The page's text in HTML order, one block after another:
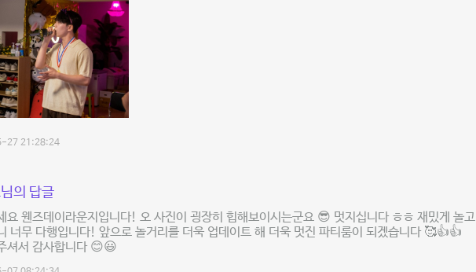
27 21:28:24
의 답글
요 웬즈데이라운지입니다! 오 사진이 굉장히 힙해보이시는군요 😎 멋지십니다 ㅎㅎ 재밌게 놀고
너무 다행입니다! 앞으로 놀거리를 더욱 업데이트 해 더욱 멋진 파티룸이 되겠습니다 🥰👍👍
셔서 감사합니다 😊😃